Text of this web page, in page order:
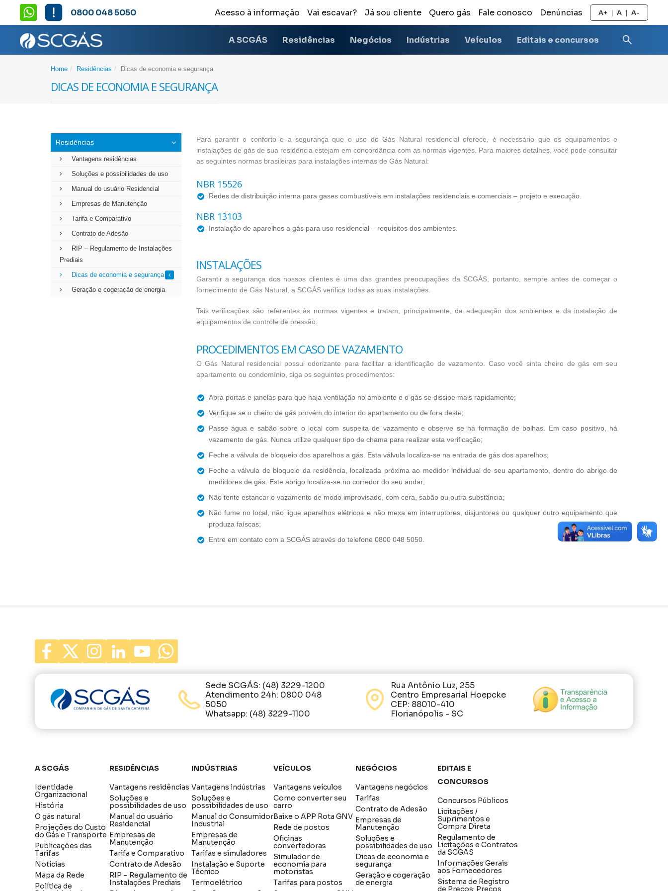
0800 048 5050 Acesso à informação Vai escavar? Já sou cliente Quero gás Fale conosco Denúncias A+ | A | A-
A SCGÁS Residências Negócios Indústrias Veículos Editais e concursos
Home Residências Dicas de economia e segurança
Dicas de economia e segurança
Residências
Vantagens residências
Soluções e possibilidades de uso
Manual do usuário Residencial
Empresas de Manutenção
Tarifa e Comparativo
Contrato de Adesão
RIP – Regulamento de Instalações
Prediais
Dicas de economia e segurança
Geração e cogeração de energia
Para garantir o conforto e a segurança que o uso do Gás Natural residencial oferece, é necessário que os equipamentos e
instalações de gás de sua residência estejam em concordância com as normas vigentes. Para maiores detalhes, você pode consultar
as seguintes normas brasileiras para instalações internas de Gás Natural:
NBR 15526
Redes de distribuição interna para gases combustíveis em instalações residenciais e comerciais – projeto e execução.
NBR 13103
Instalação de aparelhos a gás para uso residencial – requisitos dos ambientes.
Instalações
Garantir a segurança dos nossos clientes é uma das grandes preocupações da SCGÁS, portanto, sempre antes de começar o
fornecimento de Gás Natural, a SCGÁS verifica todas as suas instalações.
Tais verificações são referentes às normas vigentes e tratam, principalmente, da adequação dos ambientes e da instalação de
equipamentos de controle de pressão.
Procedimentos em caso de vazamento
O Gás Natural residencial possui odorizante para facilitar a identificação de vazamento. Caso você sinta cheiro de gás em seu
apartamento ou condomínio, siga os seguintes procedimentos:
Abra portas e janelas para que haja ventilação no ambiente e o gás se dissipe mais rapidamente;
Verifique se o cheiro de gás provém do interior do apartamento ou de fora deste;
Passe água e sabão sobre o local com suspeita de vazamento e observe se há formação de bolhas. Em caso positivo, há
vazamento de gás. Nunca utilize qualquer tipo de chama para realizar esta verificação;
Feche a válvula de bloqueio dos aparelhos a gás. Esta válvula localiza-se na entrada de gás dos aparelhos;
Feche a válvula de bloqueio da residência, localizada próxima ao medidor individual de seu apartamento, dentro do abrigo de
medidores de gás. Este abrigo localiza-se no corredor do seu andar;
Não tente estancar o vazamento de modo improvisado, com cera, sabão ou outra substância;
Não fume no local, não ligue aparelhos elétricos e não mexa em interruptores, disjuntores ou qualquer outro equipamento que
produza faíscas;
Entre em contato com a SCGÁS através do telefone 0800 048 5050.
Sede SCGÁS: (48) 3229-1200
Atendimento 24h: 0800 048
5050
Whatsapp: (48) 3229-1100
Rua Antônio Luz, 255
Centro Empresarial Hoepcke
CEP: 88010-410
Florianópolis - SC
A SCGÁS
Identidade
Organizacional
História
O gás natural
Projeções do Custo
do Gás e Transporte
Publicações das
Tarifas
Notícias
Mapa da Rede
Política de
Residências
Vantagens residências
Soluções e
possibilidades de uso
Manual do usuário
Residencial
Empresas de
Manutenção
Tarifa e Comparativo
Contrato de Adesão
RIP – Regulamento de
Instalações Prediais
Indústrias
Vantagens indústrias
Soluções e
possibilidades de uso
Manual do Consumidor
Industrial
Empresas de
Manutenção
Tarifas e simuladores
Instalação e Suporte
Técnico
Termoelétrico
Veículos
Vantagens veículos
Como converter seu
carro
Baixe o APP Rota GNV
Rede de postos
Oficinas
convertedoras
Simulador de
economia para
motoristas
Tarifas para postos
Negócios
Vantagens negócios
Tarifas
Contrato de Adesão
Empresas de
Manutenção
Soluções e
possibilidades de uso
Dicas de economia e
segurança
Geração e cogeração
de energia
Editais e
Concursos
Concursos Públicos
Licitações /
Suprimentos e
Compra Direta
Regulamento de
Licitações e Contratos
da SCGAS
Informações Gerais
aos Fornecedores
Sistema de Registro
de Preços: Preços